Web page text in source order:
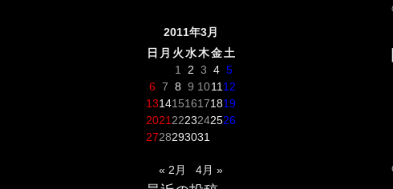
2011年3月
日 月 火水木金土
1
2 3 4 5
6 7 8 9 1011 12
13141516171819
2021 2223242526
2728293031
« 2月 4月 »